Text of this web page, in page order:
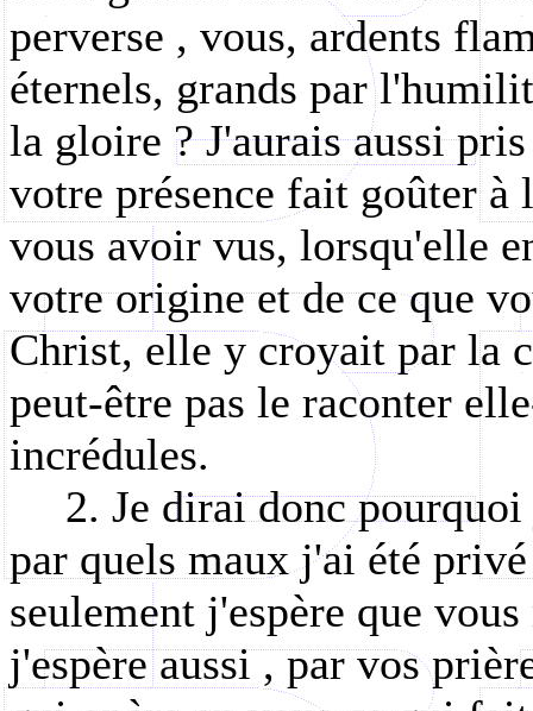
perverse , vous, ardents
éternels, grands par
la gloire ? J'aurais aussi
votre présence fait goûter
vous avoir vus, lorsqu'elle
votre origine et de ce que
Christ, elle y croyait par la
peut-être pas le raconter
incrédules.
2. Je dirai donc
par quels maux j'ai été
seulement j'espère que
j'espèreaussi ,par vos